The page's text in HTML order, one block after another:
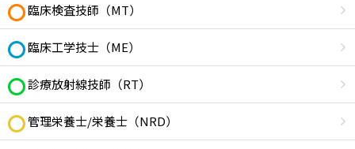
臨床検査技師（MT）
臨床工学技士（ME）
診療放射線技師（RT）
管理栄養士/栄養士（NRD）